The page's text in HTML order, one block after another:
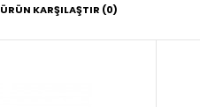
ÜRÜN KARŞILAŞTIR (0)